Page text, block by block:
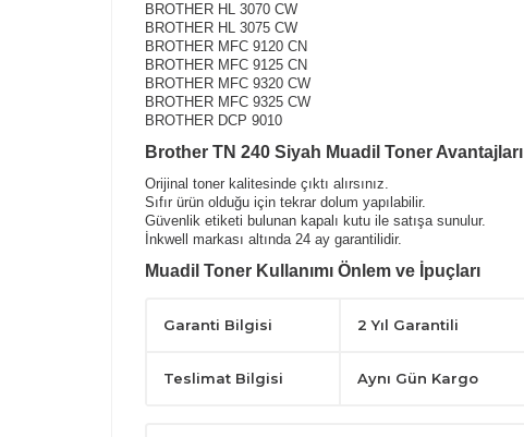
BROTHER HL 3070 CW
BROTHER HL 3075 CW
BROTHER MFC 9120 CN
BROTHER MFC 9125 CN
BROTHER MFC 9320 CW
BROTHER MFC 9325 CW
BROTHER DCP 9010
Brother TN 240 Siyah Muadil Toner Avantajları
Orijinal toner kalitesinde çıktı alırsınız.
Sıfır ürün olduğu için tekrar dolum yapılabilir.
Güvenlik etiketi bulunan kapalı kutu ile satışa sunulur.
İnkwell markası altında 24 ay garantilidir.
Muadil Toner Kullanımı Önlem ve İpuçları
Serin ve kuru yerde tutun.
Çocukların ulaşabileceği yerlerden uzak tutun.
Garanti Bilgisi 2 Yıl Garantili
Teslimat Bilgisi Aynı Gün Kargo